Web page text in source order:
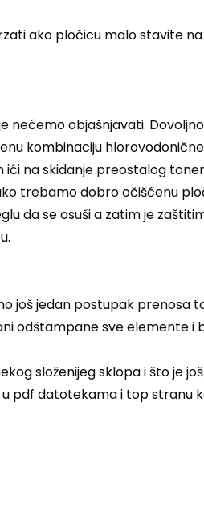
ako pločicu malo stavite
nećemo objašnjavati.
kombinaciju
na skidanje preostalog
trebamo dobro očišćenu
da se osuši a zatim je
još jedan postupak prenosa
odštampane sve elemente i
složenijeg sklopa i što je
pdf datotekama i top stranu